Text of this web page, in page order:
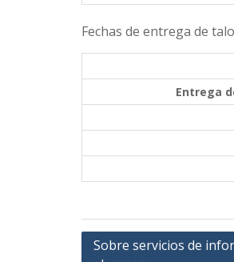
Fechas de entrega de
Entrega
Navegación
Sobre servicios de